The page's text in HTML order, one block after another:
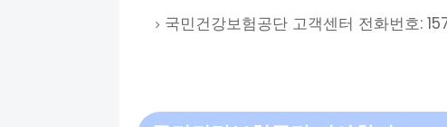
국민건강보험공단 고객센터 전화번호: